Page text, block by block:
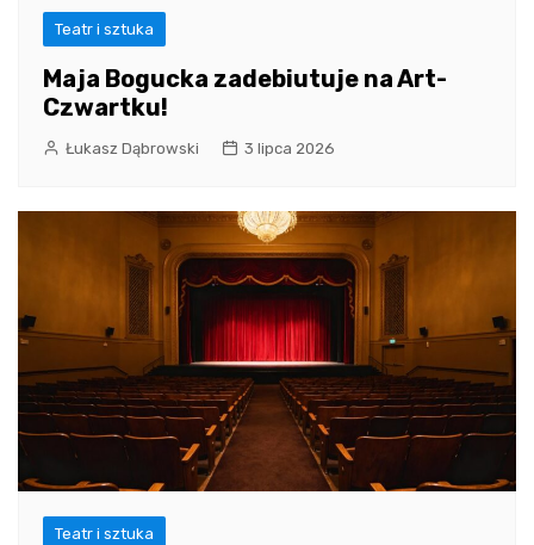
Teatr i sztuka
Maja Bogucka zadebiutuje na Art-
Czwartku!
Łukasz Dąbrowski 3 lipca 2026
Teatr i sztuka